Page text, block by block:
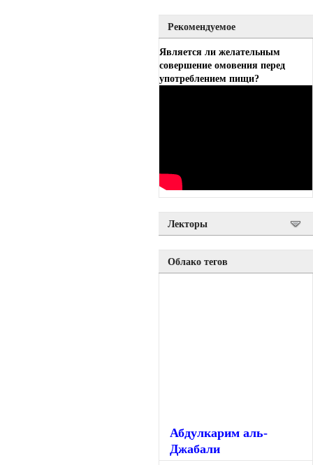
Рекомендуемое
Является ли желательным
совершение омовения перед
употреблением пищи?
Лекторы
Облако тегов
Абдулкарим аль-
Джабали